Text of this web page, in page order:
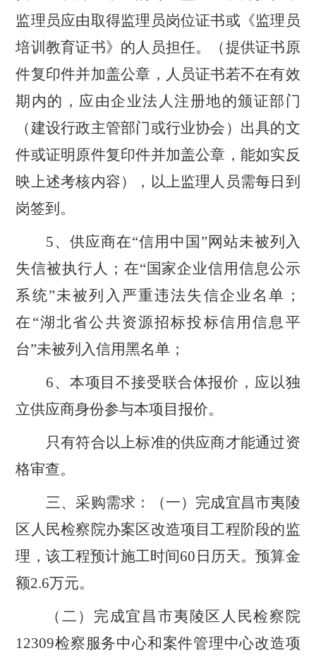
监理员应由取得监理员岗位证书或《监理员
培训教育证书》的人员担任。（提供证书原
件复印件并加盖公章，人员证书若不在有效
期内的，应由企业法人注册地的颁证部门
（建设行政主管部门或行业协会）出具的文
件或证明原件复印件并加盖公章，能如实反
映上述考核内容），以上监理人员需每日到
岗签到。
5、供应商在“信用中国”网站未被列入
失信被执行人；在“国家企业信用信息公示
系统”未被列入严重违法失信企业名单；
在“湖北省公共资源招标投标信用信息平
台”未被列入信用黑名单；
6、本项目不接受联合体报价，应以独
立供应商身份参与本项目报价。
只有符合以上标准的供应商才能通过资
格审查。
三、采购需求：（一）完成宜昌市夷陵
区人民检察院办案区改造项目工程阶段的监
理，该工程预计施工时间60日历天。预算金
额2.6万元。
（二）完成宜昌市夷陵区人民检察院
12309检察服务中心和案件管理中心改造项